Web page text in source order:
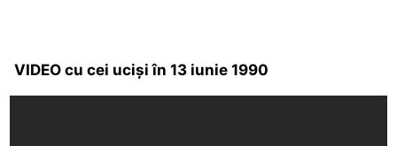
VIDEO cu cei ucişi în 13 iunie 1990